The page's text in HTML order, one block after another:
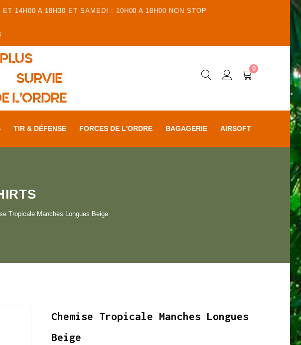
14H00 A 18H30 ET SAMEDI : 10H00 A 18H00 NON STOP
0
TIR & DÉFENSE FORCES DE L'ORDRE BAGAGERIE AIRSOFT
Tropicale Manches Longues Beige
Chemise Tropicale Manches Longues
Beige